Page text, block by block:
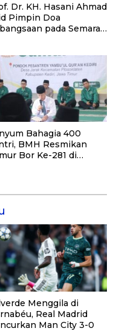
Dr. KH. Hasani Ahmad
Pimpin Doa
pada Semarak
Pemasyarakatan RI
Bahagia 400
BMH Resmikan
Bor Ke-281 di
Menggila di
Real Madrid
Man City 3-0